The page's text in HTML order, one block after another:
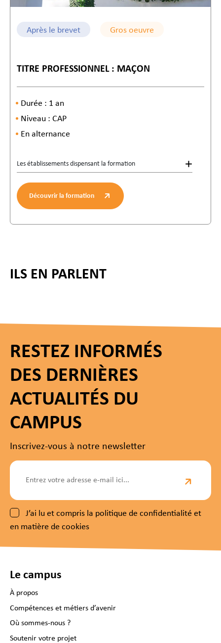
Après le brevet Gros oeuvre
TITRE PROFESSIONNEL : MAÇON
Durée : 1 an
Niveau : CAP
En alternance
Les établissements dispensant la formation
Découvrir la formation
ILS EN PARLENT
RESTEZ INFORMÉS
DES DERNIÈRES
ACTUALITÉS DU
CAMPUS
Inscrivez-vous à notre newsletter
J’ai lu et compris la politique de confidentialité et
en matière de cookies
Le campus
À propos
Compétences et métiers d’avenir
Où sommes-nous ?
Soutenir votre projet